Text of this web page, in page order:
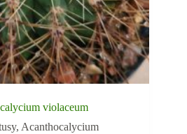
violaceum
, Acanthocalycium